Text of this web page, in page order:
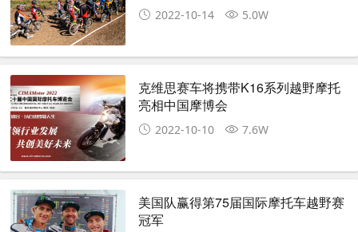
2022-10-14 5.0W
克维思赛车将携带K16系列越野摩托
亮相中国摩博会
2022-10-10 7.6W
美国队赢得第75届国际摩托车越野赛
冠军